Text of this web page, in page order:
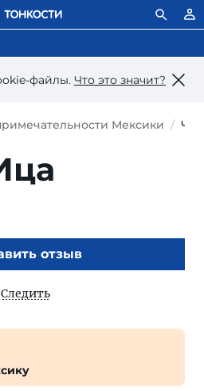
файлы. Что это значит?
Мексики
отзыв
Следить